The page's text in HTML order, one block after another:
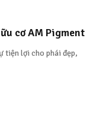
cơ AM Pigment
tiện lợi cho phái đẹp,